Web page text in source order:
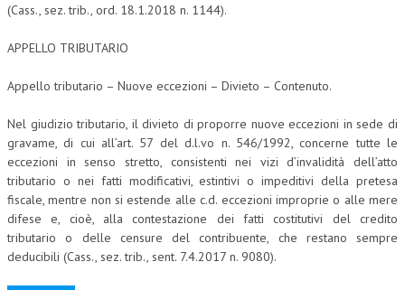
(Cass., sez. trib., ord. 18.1.2018 n. 1144).
APPELLO TRIBUTARIO
Appello tributario – Nuove eccezioni – Divieto – Contenuto.
Nel giudizio tributario, il divieto di proporre nuove eccezioni in sede di
gravame, di cui all’art. 57 del d.l.vo n. 546/1992, concerne tutte le
eccezioni in senso stretto, consistenti nei vizi d’invalidità dell’atto
tributario o nei fatti modificativi, estintivi o impeditivi della pretesa
fiscale, mentre non si estende alle c.d. eccezioni improprie o alle mere
difese e, cioè, alla contestazione dei fatti costitutivi del credito
tributario o delle censure del contribuente, che restano sempre
deducibili (Cass., sez. trib., sent. 7.4.2017 n. 9080).